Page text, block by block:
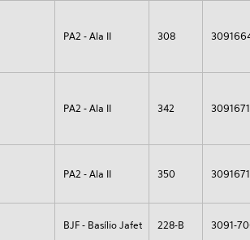
PA2 - Ala II 308
PA2 - Ala II 342
PA2 - Ala II 350
BJF - Basílio Jafet 228-B 3091-